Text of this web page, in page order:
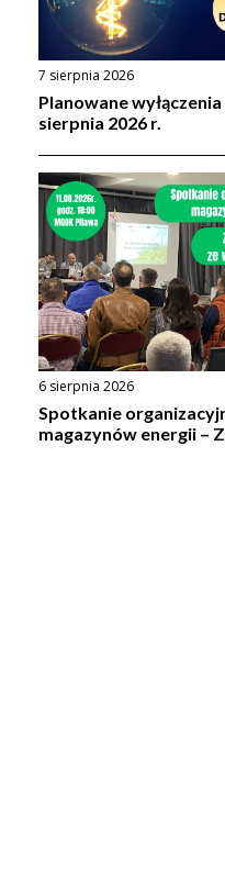
7 sierpnia 2026
Planowane
sierpnia 2026 r.
6 sierpnia 2026
Spotkanie
magazynów energii –